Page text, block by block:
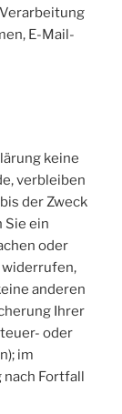
E-Mail-
keine
verbleiben
der Zweck
Sie ein
oder
anderen
Ihrer
oder
im
Fortfall